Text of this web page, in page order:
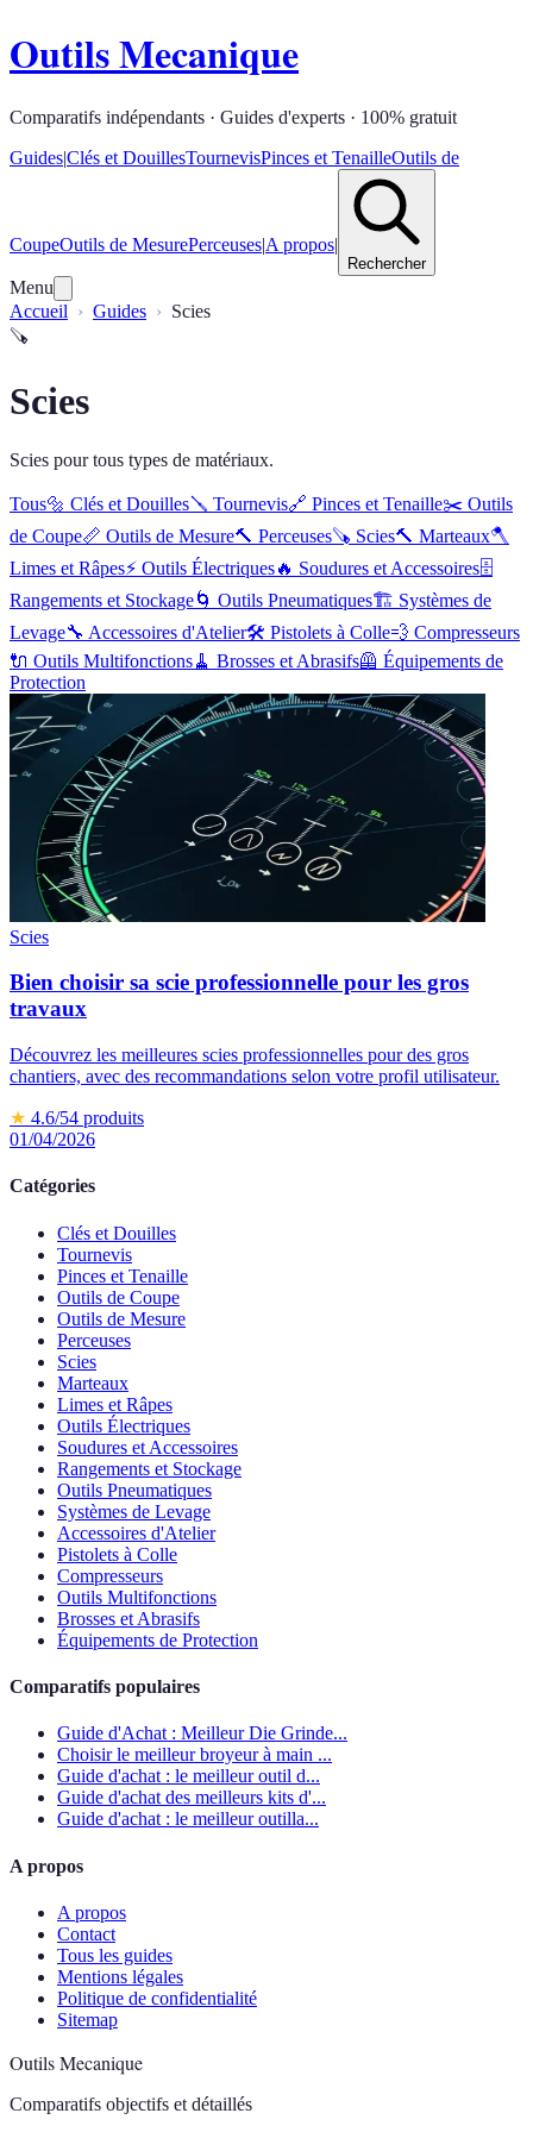
Outils Mecanique
Comparatifs indépendants · Guides d'experts · 100% gratuit
Guides|Clés et DouillesTournevisPinces et TenailleOutils de
CoupeOutils de MesurePerceuses|A propos|
Rechercher
Menu
Accueil
Guides
Scies
🪚
Scies
Scies pour tous types de matériaux.
Tous🔩 Clés et Douilles🪛 Tournevis🔗 Pinces et Tenaille✂️ Outils
de Coupe📏 Outils de Mesure🔨 Perceuses🪚 Scies🔨 Marteaux🪓
Limes et Râpes⚡ Outils Électriques🔥 Soudures et Accessoires🗄️
Rangements et Stockage🌀 Outils Pneumatiques🏗️ Systèmes de
Levage🔧 Accessoires d'Atelier🛠️ Pistolets à Colle💨 Compresseurs
🔌 Outils Multifonctions🧹 Brosses et Abrasifs🦺 Équipements de
Protection
Scies
Bien choisir sa scie professionnelle pour les gros
travaux
Découvrez les meilleures scies professionnelles pour des gros
chantiers, avec des recommandations selon votre profil utilisateur.
★ 4.6/54 produits
01/04/2026
Catégories
Clés et Douilles
Tournevis
Pinces et Tenaille
Outils de Coupe
Outils de Mesure
Perceuses
Scies
Marteaux
Limes et Râpes
Outils Électriques
Soudures et Accessoires
Rangements et Stockage
Outils Pneumatiques
Systèmes de Levage
Accessoires d'Atelier
Pistolets à Colle
Compresseurs
Outils Multifonctions
Brosses et Abrasifs
Équipements de Protection
Comparatifs populaires
Guide d'Achat : Meilleur Die Grinde...
Choisir le meilleur broyeur à main ...
Guide d'achat : le meilleur outil d...
Guide d'achat des meilleurs kits d'...
Guide d'achat : le meilleur outilla...
A propos
A propos
Contact
Tous les guides
Mentions légales
Politique de confidentialité
Sitemap
Outils Mecanique
Comparatifs objectifs et détaillés